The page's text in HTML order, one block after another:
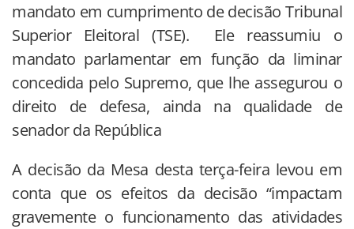
mandato em cumprimento de decisão Tribunal
Superior Eleitoral (TSE). Ele reassumiu o
mandato parlamentar em função da liminar
concedida pelo Supremo, que lhe assegurou o
direito de defesa, ainda na qualidade de
senador da República
A decisão da Mesa desta terça-feira levou em
conta que os efeitos da decisão “impactam
gravemente o funcionamento das atividades